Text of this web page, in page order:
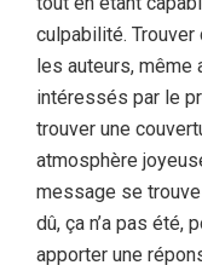
culpabilité.
les auteurs, même
intéressés par le
trouver une
atmosphère
message se
dû, ça n’a pas été,
apporter une